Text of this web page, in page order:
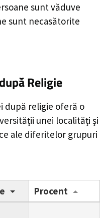
sunt văduve
sunt necasătorite
după Religie
după religie oferă o
unei localități și
ale diferitelor grupuri
Procent